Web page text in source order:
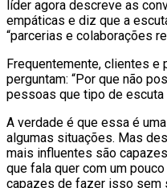
líder agora descreve as
empáticas e diz que a
“parcerias e colaborações
Frequentemente, clientes e
perguntam: “Por que não
pessoas que tipo de escuta
A verdade é que essa é
algumas situações. Mas
mais influentes são
que fala quer com um
capazes de fazer isso sem